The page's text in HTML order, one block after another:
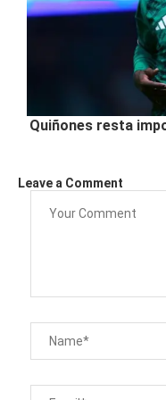
Quiñones resta
Leave a Comment